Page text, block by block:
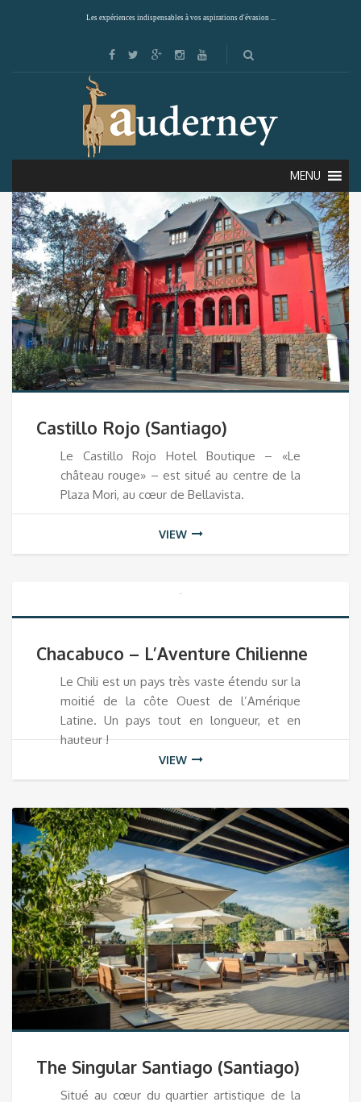
Les expériences indispensables à vos aspirations d'évasion ...
MENU
Showing all 3 results
Default sorting
Castillo Rojo (Santiago)
Le Castillo Rojo Hotel Boutique – «Le
château rouge» – est situé au centre de la
Plaza Mori, au cœur de Bellavista.
VIEW
Chacabuco – L’Aventure Chilienne
Le Chili est un pays très vaste étendu sur la
moitié de la côte Ouest de l’Amérique
Latine. Un pays tout en longueur, et en
hauteur !
VIEW
The Singular Santiago (Santiago)
Situé au cœur du quartier artistique de la